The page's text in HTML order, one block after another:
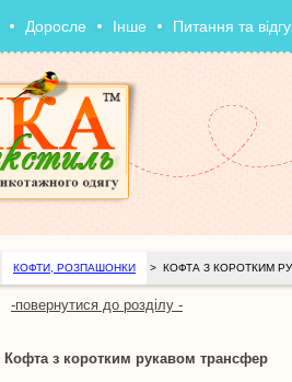
Доросле Інше Питання та
КОФТИ, РОЗПАШОНКИ > КОФТА З КОРОТКИМ
-повернутися до розділу -
Кофта з коротким рукавом трансфер